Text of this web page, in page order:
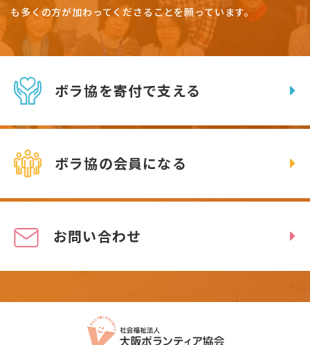
も多くの方が加わってくださることを願っています。
ボラ協を寄付で支える
ボラ協の会員になる
お問い合わせ